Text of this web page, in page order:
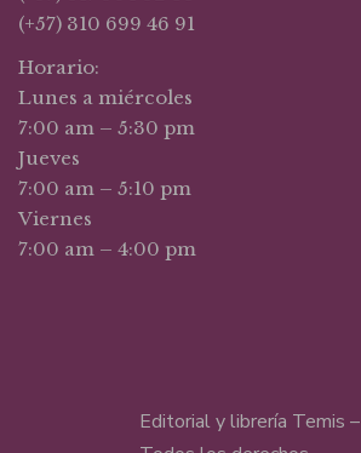
(+57) 310 699 46 91
Horario:
Lunes a miércoles
7:00 am – 5:30 pm
Jueves
7:00 am – 5:10 pm
Viernes
7:00 am – 4:00 pm
Editorial y librería Temis –